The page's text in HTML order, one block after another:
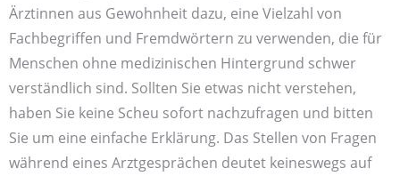
Ärztinnen aus Gewohnheit dazu, eine Vielzahl von
Fachbegriffen und Fremdwörtern zu verwenden, die für
Menschen ohne medizinischen Hintergrund schwer
verständlich sind. Sollten Sie etwas nicht verstehen,
haben Sie keine Scheu sofort nachzufragen und bitten
Sie um eine einfache Erklärung. Das Stellen von Fragen
während eines Arztgesprächen deutet keineswegs auf